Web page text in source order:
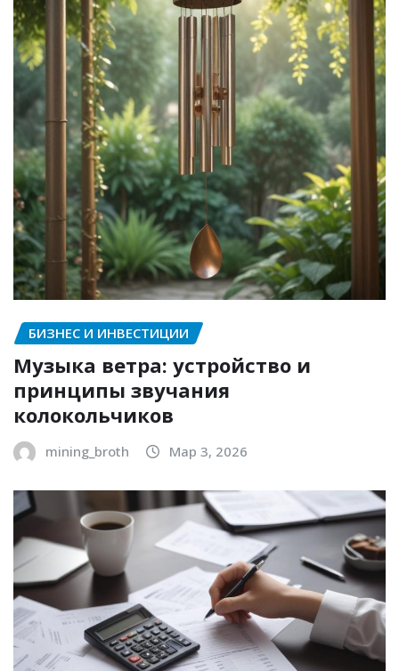
БИЗНЕС И ИНВЕСТИЦИИ
Музыка ветра: устройство и
принципы звучания
колокольчиков
mining_broth Мар 3, 2026